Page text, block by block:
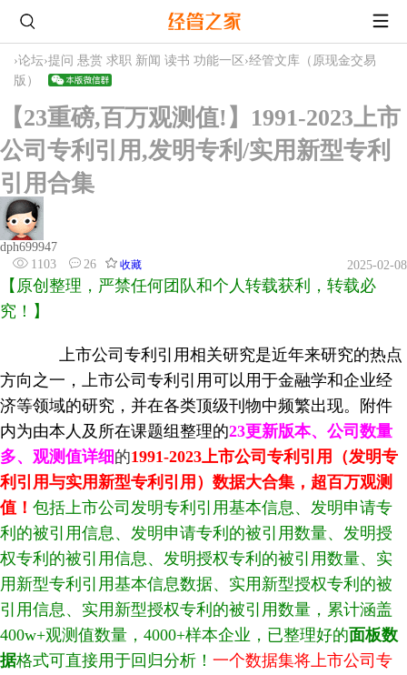
›论坛›提问 悬赏 求职 新闻 读书 功能一区 ›经管文库（原现金交易
版）
【23重磅,百万观测值!】1991-2023上市
公司专利引用,发明专利/实用新型专利
引用合集
dph699947
1103
26 收藏 2025-02-08
【原创整理，严禁任何团队和个人转载获利，转载必
究！】
上市公司专利引用相关研究是近年来研究的热点
方向之一，上市公司专利引用可以用于金融学和企业经
济等领域的研究，并在各类顶级刊物中频繁出现。附件
内为由本人及所在课题组整理的23更新版本、公司数量
多、观测值详细 的1991-2023 上市公司专利引用（发明专
利引用与实用新型专利引用）数据大合集，超百万观测
值 ！ 包括上市公司发明专利引用基本信息、发明申请专
利的被引用信息、发明申请专利的被引用数量、发明授
权专利的被引用信息、发明授权专利的被引用数量、实
用新型专利引用基本信息数据、实用新型授权专利的被
引用信息、实用新型授权专利的被引用数量，累计涵盖
400w+观测值数量，4000+样本企业，已整理好的面板数
据格式可直接用于回归分析！ 一个数据集将上市公司专